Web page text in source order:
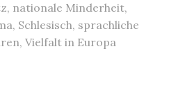
, nationale Minderheit,
, Schlesisch, sprachliche
, Vielfalt in Europa